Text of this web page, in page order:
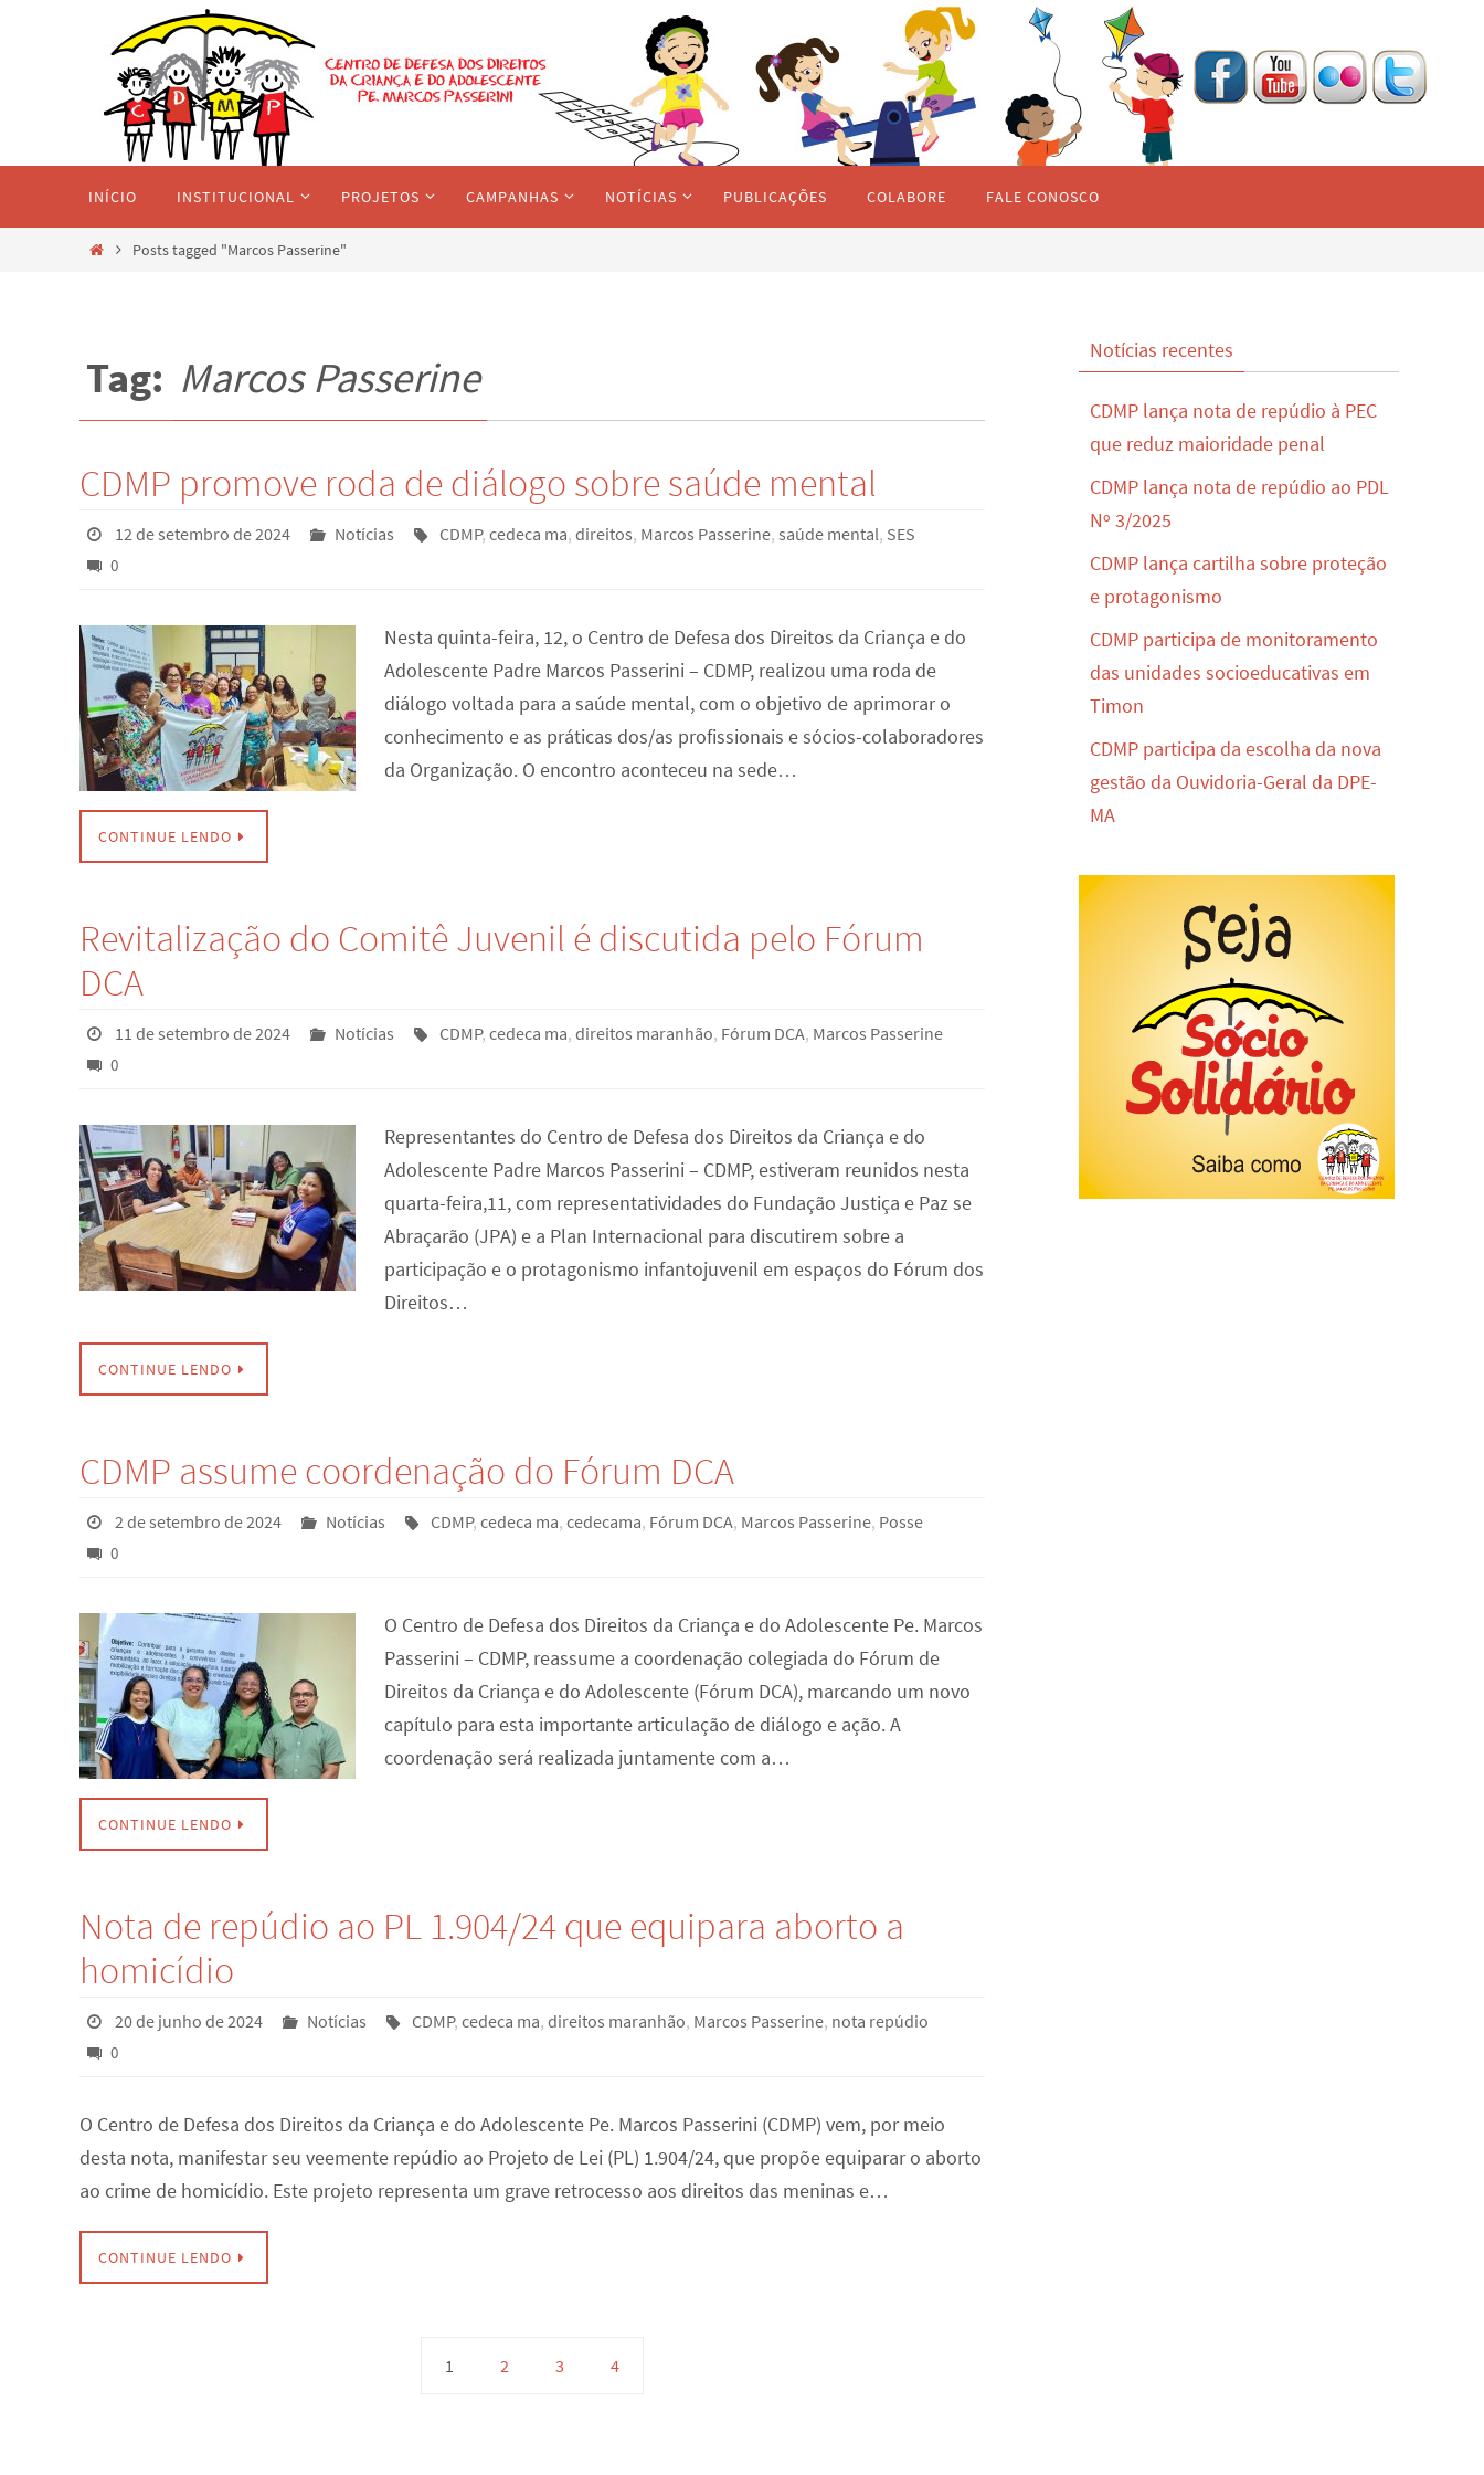
content
INÍCIO INSTITUCIONAL PROJETOS CAMPANHAS NOTÍCIAS PUBLICAÇÕES COLABORE FALE CONOSCO
HomePosts tagged "Marcos Passerine"
Tag: Marcos Passerine
CDMP promove roda de diálogo sobre saúde mental
12 de setembro de 2024 Notícias CDMP,cedeca ma,direitos, Marcos Passerine,saúde mental, SES
0
Nesta quinta-feira, 12, o Centro de Defesa dos Direitos da Criança e do
Adolescente Padre Marcos Passerini – CDMP, realizou uma roda de
diálogo voltada para a saúde mental, com o objetivo de aprimorar o
conhecimento e as práticas dos/as profissionais e sócios-colaboradores
da Organização. O encontro aconteceu na sede…
CONTINUE LENDO
Revitalização do Comitê Juvenil é discutida pelo Fórum
DCA
11 de setembro de 2024 Notícias CDMP,cedeca ma,direitos maranhão, Fórum DCA, Marcos Passerine
0
Representantes do Centro de Defesa dos Direitos da Criança e do
Adolescente Padre Marcos Passerini – CDMP, estiveram reunidos nesta
quarta-feira,11, com representatividades do Fundação Justiça e Paz se
Abraçarão (JPA) e a Plan Internacional para discutirem sobre a
participação e o protagonismo infantojuvenil em espaços do Fórum dos
Direitos…
CONTINUE LENDO
CDMP assume coordenação do Fórum DCA
2 de setembro de 2024 Notícias CDMP,cedeca ma,cedecama, Fórum DCA, Marcos Passerine, Posse
0
O Centro de Defesa dos Direitos da Criança e do Adolescente Pe. Marcos
Passerini – CDMP, reassume a coordenação colegiada do Fórum de
Direitos da Criança e do Adolescente (Fórum DCA), marcando um novo
capítulo para esta importante articulação de diálogo e ação. A
coordenação será realizada juntamente com a…
CONTINUE LENDO
Nota de repúdio ao PL 1.904/24 que equipara aborto a
homicídio
20 de junho de 2024 Notícias CDMP,cedeca ma,direitos maranhão, Marcos Passerine, nota repúdio
0
O Centro de Defesa dos Direitos da Criança e do Adolescente Pe. Marcos Passerini (CDMP) vem, por meio
desta nota, manifestar seu veemente repúdio ao Projeto de Lei (PL) 1.904/24, que propõe equiparar o aborto
ao crime de homicídio. Este projeto representa um grave retrocesso aos direitos das meninas e…
CONTINUE LENDO
1 2 3 4
Notícias recentes
CDMP lança nota de repúdio à PEC
que reduz maioridade penal
CDMP lança nota de repúdio ao PDL
Nº 3/2025
CDMP lança cartilha sobre proteção
e protagonismo
CDMP participa de monitoramento
das unidades socioeducativas em
Timon
CDMP participa da escolha da nova
gestão da Ouvidoria-Geral da DPE-
MA